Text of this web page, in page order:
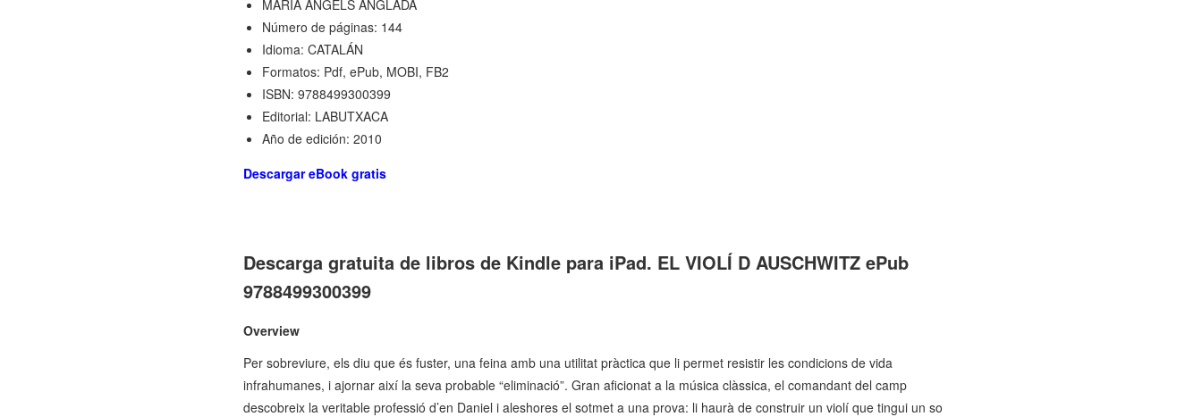
MARIA ANGELS ANGLADA
Número de páginas: 144
Idioma: CATALÁN
Formatos: Pdf, ePub, MOBI, FB2
ISBN: 9788499300399
Editorial: LABUTXACA
Año de edición: 2010
Descargar eBook gratis
Descarga gratuita de libros de Kindle para iPad. EL VIOLÍ D AUSCHWITZ ePub
9788499300399
Overview
Per sobreviure, els diu que és fuster, una feina amb una utilitat pràctica que li permet resistir les condicions de vida
infrahumanes, i ajornar així la seva probable “eliminació”. Gran aficionat a la música clàssica, el comandant del camp
descobreix la veritable professió d’en Daniel i aleshores el sotmet a una prova: li haurà de construir un violí que tingui un so